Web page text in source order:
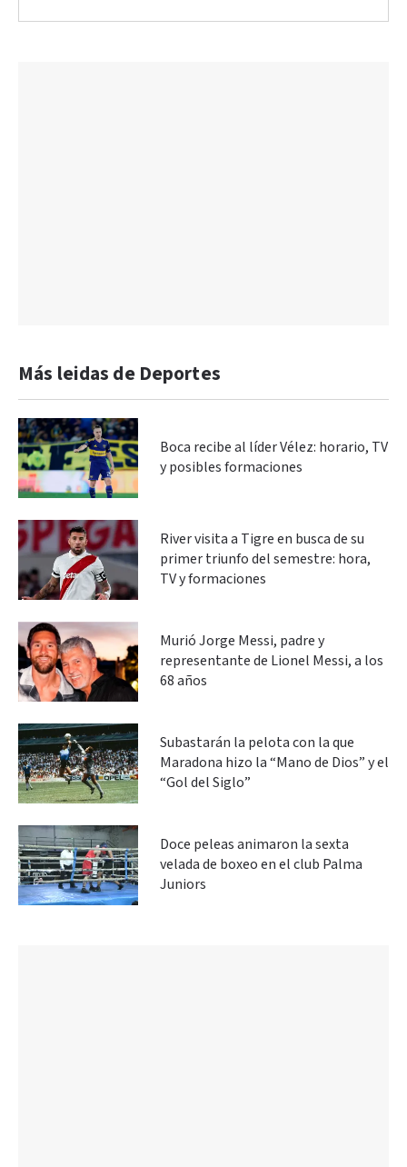
Más leidas de Deportes
Boca recibe al líder Vélez: horario, TV
y posibles formaciones
River visita a Tigre en busca de su
primer triunfo del semestre: hora,
TV y formaciones
Murió Jorge Messi, padre y
representante de Lionel Messi, a los
68 años
Subastarán la pelota con la que
Maradona hizo la “Mano de Dios” y el
“Gol del Siglo”
Doce peleas animaron la sexta
velada de boxeo en el club Palma
Juniors